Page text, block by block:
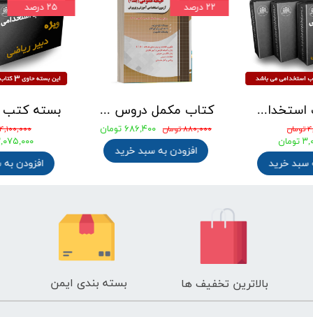
۴,۱۰۰,۰۰۰ تومان
۳,۰۷۵,۰۰۰
افزودن
۲۵ درصد
کتاب مکمل دروس حیطه عمومی ویژه آزمون استخدامی آموزش و پرورش 1405 نشر چهارخونه
۸۸۰,۰۰۰ تومان ۶۸۶,۴۰۰ تومان
افزودن به سبد خرید
۲۲ درصد
بسته کتب استخدامی دبیری علوم تجربی - شیمی آزمون آموزش و پرورش 1405
سبد خرید
بالاترین تخفیف ها بسته بندی ایمن